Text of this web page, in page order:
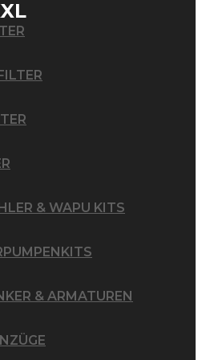
& WAPU KITS
& ARMATUREN